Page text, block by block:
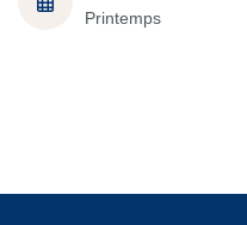
Printemps